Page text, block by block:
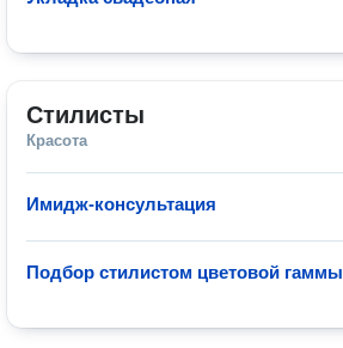
Стилисты
Красота
Имидж-консультация
Подбор стилистом цветовой гаммы